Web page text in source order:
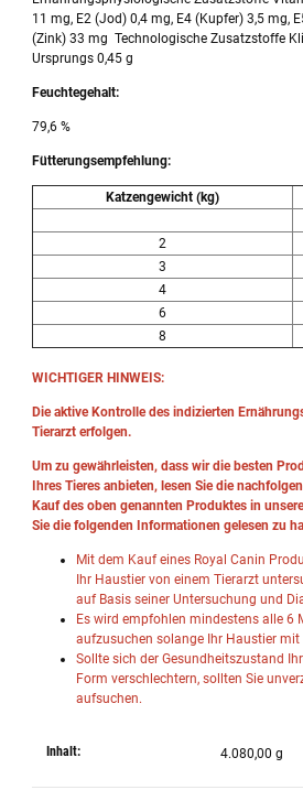
11 mg, E2 (Jod) 0,4 mg, E4 (Kupfer) 3,5 mg,
(Zink) 33 mg Technologische Zusatzstoffe
Ursprungs 0,45 g
Feuchtegehalt:
79,6 %
Fütterungsempfehlung:
Katzengewicht (kg)
2
3
4
6
8
WICHTIGER HINWEIS:
Die aktive Kontrolle des indizierten
Tierarzt erfolgen.
Um zu gewährleisten, dass wir die besten
Ihres Tieres anbieten, lesen Sie die
Kauf des oben genannten Produktes in
Sie die folgenden Informationen gelesen zu
Mit dem Kauf eines Royal Canin
Ihr Haustier von einem Tierarzt
auf Basis seiner Untersuchung und
Es wird empfohlen mindestens alle 6
aufzusuchen solange Ihr Haustier
Sollte sich der Gesundheitszustand
Form verschlechtern, sollten Sie
aufsuchen.
Inhalt: 4.080,00 g